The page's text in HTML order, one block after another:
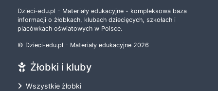
Dzieci-edu.pl - Materiały edukacyjne - kompleksowa baza
informacji o żłobkach, klubach dziecięcych, szkołach i
placówkach oświatowych w Polsce.
© Dzieci-edu.pl - Materiały edukacyjne 2026
Żłobki i kluby
Wszystkie żłobki